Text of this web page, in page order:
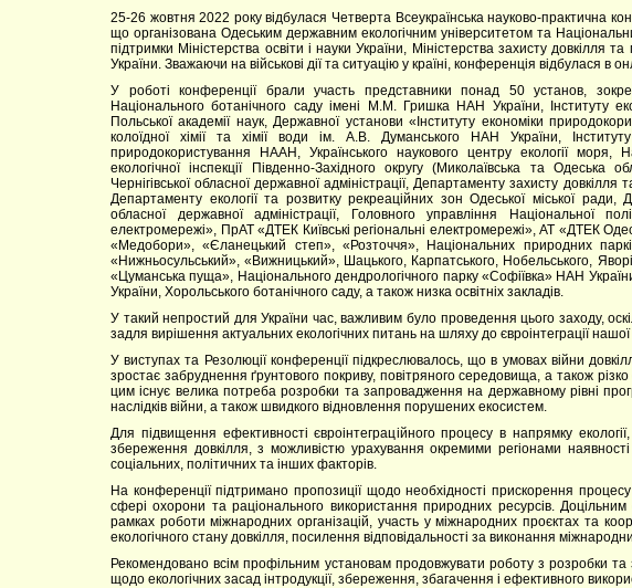
25-26 жовтня 2022 року відбулася Четверта Всеукраїнська науково-практична
що організована Одеським державним екологічним університетом та
підтримки Міністерства освіти і науки України, Міністерства захисту довкілля
України. Зважаючи на військові дії та ситуацію у країні, конференція відбулася в
У роботі конференції брали участь представники понад 50 установ,
Національного ботанічного саду імені М.М. Гришка НАН України, Інституту
Польської академії наук, Державної установи «Інституту економіки
колоїдної хімії та хімії води ім. А.В. Думанського НАН України, Інституту
природокористування НААН, Українського наукового центру екології моря,
екологічної інспекції Південно-Західного округу (Миколаївська та Одеська
Чернігівської обласної державної адміністрації, Департаменту захисту довкілля
Департаменту екології та розвитку рекреаційних зон Одеської міської ради,
обласної державної адміністрації, Головного управління Національної
електромережі», ПрАТ «ДТЕК Київські регіональні електромережі», АТ «ДТЕК
«Медобори», «Єланецький степ», «Розточчя», Національних природних
«Нижньосульський», «Вижницький», Шацького, Карпатського, Нобельського,
«Цуманська пуща», Національного дендрологічного парку «Софіївка» НАН
України, Хорольського ботанічного саду, а також низка освітніх закладів.
У такий непростий для України час, важливим було проведення цього заходу,
задля вирішення актуальних екологічних питань на шляху до євроінтеграції
У виступах та Резолюції конференції підкреслювалось, що в умовах війни
зростає забруднення ґрунтового покриву, повітряного середовища, а також
цим існує велика потреба розробки та запровадження на державному рівні
наслідків війни, а також швидкого відновлення порушених екосистем.
Для підвищення ефективності євроінтеграційного процесу в напрямку
збереження довкілля, з можливістю урахування окремими регіонами наявності
соціальних, політичних та інших факторів.
На конференції підтримано пропозиції щодо необхідності прискорення
сфері охорони та раціонального використання природних ресурсів.
рамках роботи міжнародних організацій, участь у міжнародних проєктах та
екологічного стану довкілля, посилення відповідальності за виконання
Рекомендовано всім профільним установам продовжувати роботу з розробки
щодо екологічних засад інтродукції, збереження, збагачення і ефективного